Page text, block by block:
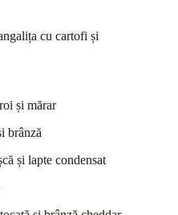
cu cartofi și
și mărar
brânză
și lapte condensat